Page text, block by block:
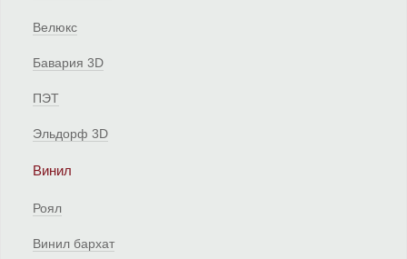
Велюкс
Бавария 3D
ПЭТ
Эльдорф 3D
Винил
Роял
Винил бархат